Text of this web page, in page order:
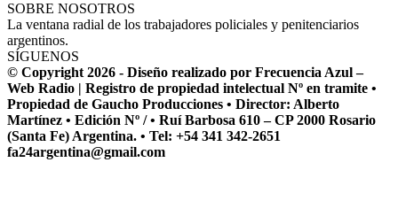
SOBRE NOSOTROS
La ventana radial de los trabajadores policiales y penitenciarios
argentinos.
SÍGUENOS
© Copyright 2026 - Diseño realizado por Frecuencia Azul –
Web Radio | Registro de propiedad intelectual Nº en tramite •
Propiedad de Gaucho Producciones • Director: Alberto
Martínez • Edición Nº / • Ruí Barbosa 610 – CP 2000 Rosario
(Santa Fe) Argentina. • Tel: +54 341 342-2651
fa24argentina@gmail.com